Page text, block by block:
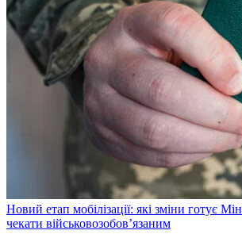
Новий етап мобілізації: які зміни готує
чекати військовозобов’язаним